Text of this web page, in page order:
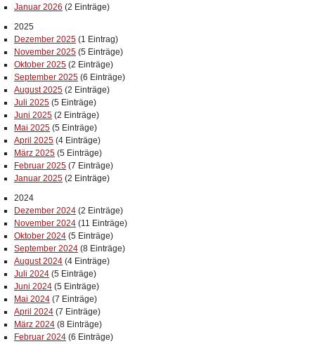
Januar 2026 (2 Einträge)
2025
Dezember 2025 (1 Eintrag)
November 2025 (5 Einträge)
Oktober 2025 (2 Einträge)
September 2025 (6 Einträge)
August 2025 (2 Einträge)
Juli 2025 (5 Einträge)
Juni 2025 (2 Einträge)
Mai 2025 (5 Einträge)
April 2025 (4 Einträge)
März 2025 (5 Einträge)
Februar 2025 (7 Einträge)
Januar 2025 (2 Einträge)
2024
Dezember 2024 (2 Einträge)
November 2024 (11 Einträge)
Oktober 2024 (5 Einträge)
September 2024 (8 Einträge)
August 2024 (4 Einträge)
Juli 2024 (5 Einträge)
Juni 2024 (5 Einträge)
Mai 2024 (7 Einträge)
April 2024 (7 Einträge)
März 2024 (8 Einträge)
Februar 2024 (6 Einträge)